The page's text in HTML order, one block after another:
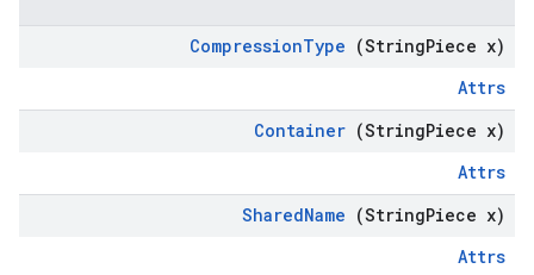
CompressionType (StringPiece x)
Attrs
Container (StringPiece x)
Attrs
SharedName (StringPiece x)
Attrs